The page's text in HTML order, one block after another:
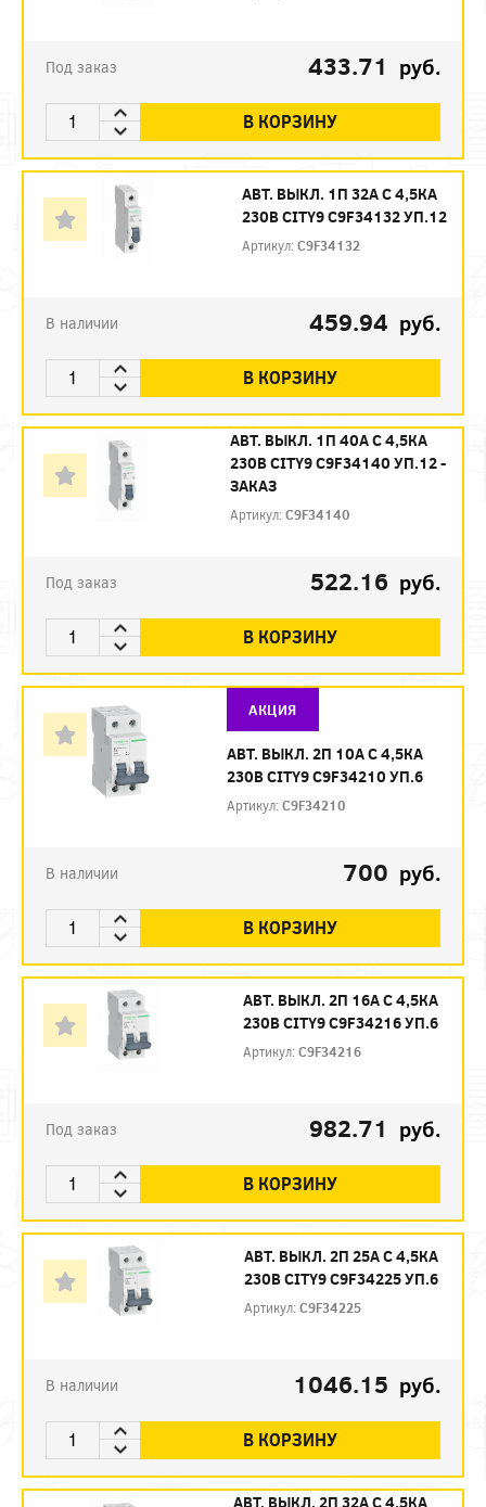
Под заказ 433.71 руб.
В КОРЗИНУ
АВТ. ВЫКЛ. 1П 32А С 4,5КА
230В CITY9 C9F34132 УП.12
Артикул:C9F34132
В наличии 459.94 руб.
В КОРЗИНУ
АВТ. ВЫКЛ. 1П 40А С 4,5КА
230В CITY9 C9F34140 УП.12 -
ЗАКАЗ
Артикул:C9F34140
Под заказ 522.16 руб.
В КОРЗИНУ
АКЦИЯ
АВТ. ВЫКЛ. 2П 10А С 4,5КА
230В CITY9 C9F34210 УП.6
Артикул:C9F34210
В наличии 700 руб.
В КОРЗИНУ
АВТ. ВЫКЛ. 2П 16А С 4,5КА
230В CITY9 C9F34216 УП.6
Артикул:C9F34216
Под заказ 982.71 руб.
В КОРЗИНУ
АВТ. ВЫКЛ. 2П 25А С 4,5КА
230В CITY9 C9F34225 УП.6
Артикул:C9F34225
В наличии 1046.15 руб.
В КОРЗИНУ
АВТ. ВЫКЛ. 2П 32А С 4,5КА